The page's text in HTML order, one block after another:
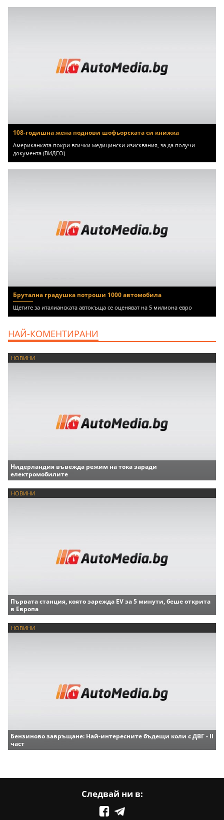
108-годишна жена поднови шофьорската си книжка
Американката покри всички медицински изисквания, за да получи
документа (ВИДЕО)
Брутална градушка потроши 1000 автомобила
Щетите за италианската автокъща се оценяват на 5 милиона евро
НАЙ-КОМЕНТИРАНИ
НОВИНИ
Нидерландия въвежда режим на тока заради
електромобилите
НОВИНИ
Първата станция, която зарежда EV за 5 минути, беше открита
в Европа
НОВИНИ
Бензиново завръщане: Най-интересните бъдещи коли с ДВГ - II
част
Следвай ни в: